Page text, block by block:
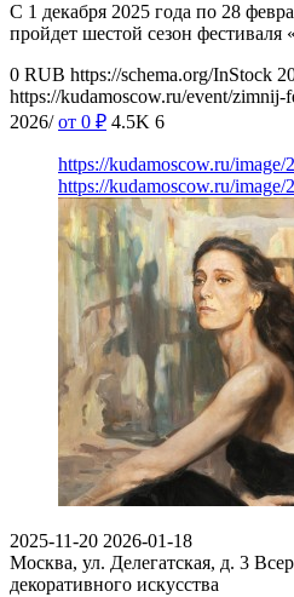
С 1 декабря 2025 года по 28
пройдет шестой сезон
0 RUB https://schema.org/InStock
https://kudamoscow.ru/event/
2026/ от 0 ₽ 4.5K 6
https://kudamoscow.ru/image/
https://kudamoscow.ru/image/
2025-11-20 2026-01-18
Москва, ул. Делегатская, д. 3
декоративного искусства